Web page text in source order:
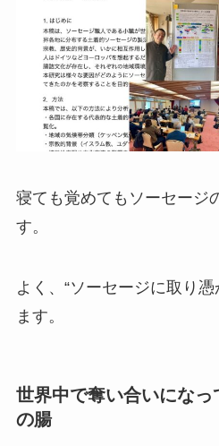
寝ても覚めてもソーセージ
す。
よく、“ソーセージに取り
ます。
世界中で奪い合いにな
の腸